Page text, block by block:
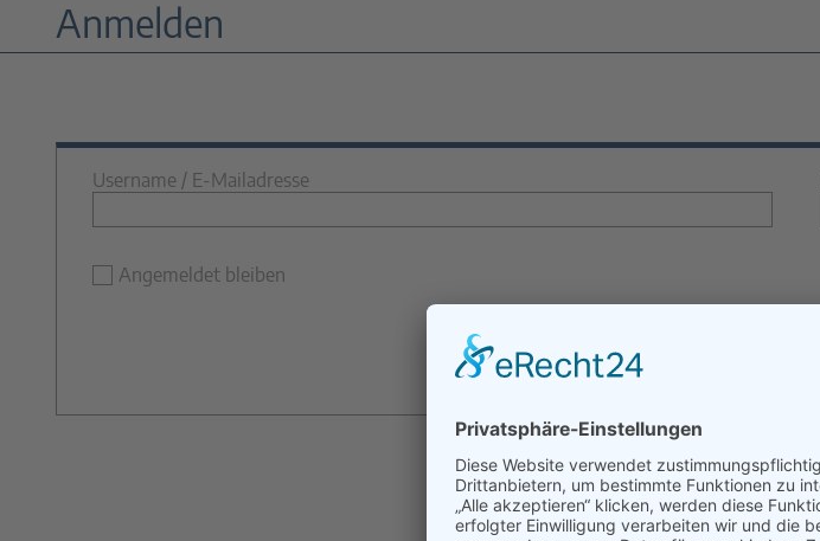
Anmelden
Username / E-Mailadresse
Angemeldet bleiben